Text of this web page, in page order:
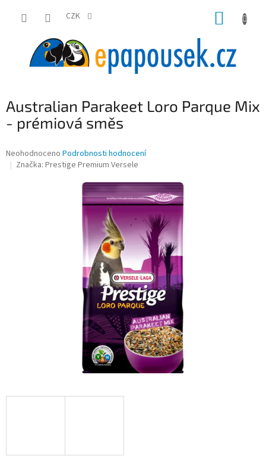
CZK
Australian Parakeet Loro Parque Mix
- prémiová směs
Průměrné
hodnocení
Neohodnoceno Podrobnosti hodnocení
Značka: Prestige Premium Versele